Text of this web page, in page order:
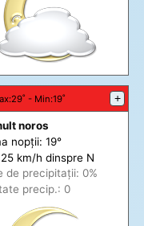
:29˚ - Min:19˚ +
noros
nopții: 19°
km/h dinspre N
de precipitații: 0%
precip.: 0